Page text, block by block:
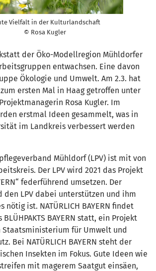
Vielfalt in der Kulturlandschaft
© Rosa Kugler
der Öko-Modellregion Mühldorfer
entwachsen. Eine davon
Ökologie und Umwelt. Am 2.3. hat
ersten Mal in Haag getroffen unter
Rosa Kugler. Im
erstmal Ideen gesammelt, was in
im Landkreis verbessert werden
Mühldorf (LPV) ist mit von
Der LPV wird 2021 das Projekt
federführend umsetzen. Der
den LPV dabei unterstützen und ihm
nötig ist. NATÜRLICH BAYERN findet
BAYERN statt, ein Projekt
Staatsministerium für Umwelt und
Bei NATÜRLICH BAYERN steht der
Insekten im Fokus. Gute Ideen wie
mit magerem Saatgut einsäen,